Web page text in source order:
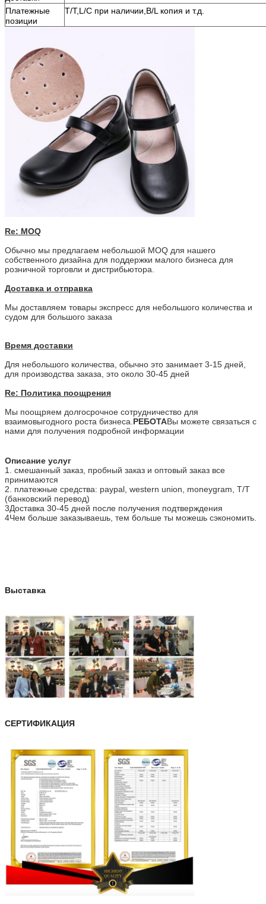
Платежные
позиции
T/T,L/C при наличии,B/L копия и т.д.
Re: MOQ
Обычно мы предлагаем небольшой MOQ для нашего
собственного дизайна для поддержки малого бизнеса для
розничной торговли и дистрибьютора.
Доставка и отправка
Мы доставляем товары экспресс для небольшого количества и
судом для большого заказа
Время доставки
Для небольшого количества, обычно это занимает 3-15 дней,
для производства заказа, это около 30-45 дней
Re: Политика поощрения
Мы поощряем долгосрочное сотрудничество для
взаимовыгодного роста бизнеса. РЕБОТАВы можете связаться с
нами для получения подробной информации
Описание услуг
1. смешанный заказ, пробный заказ и оптовый заказ все
принимаются
2. платежные средства: paypal, western union, moneygram, T/T
(банковский перевод)
3Доставка 30-45 дней после получения подтверждения
4Чем больше заказываешь, тем больше ты можешь сэкономить.
Выставка
СЕРТИФИКАЦИЯ